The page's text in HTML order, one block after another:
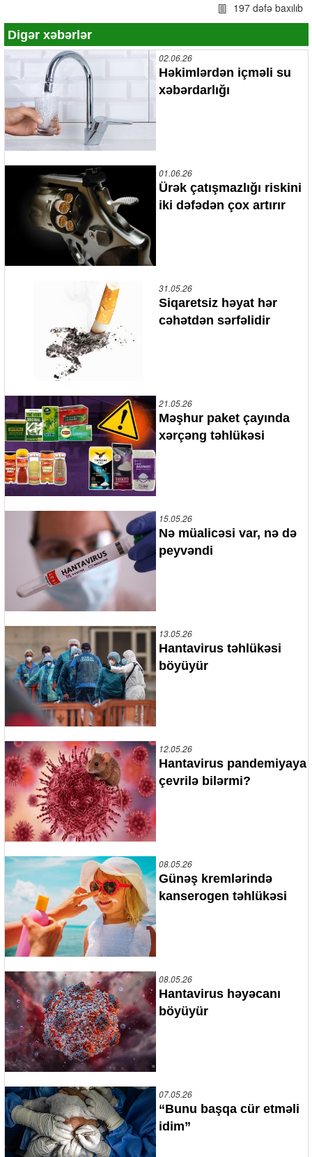
197 dəfə baxılıb
Digər xəbərlər
02.06.26
Həkimlərdən içməli su
xəbərdarlığı
01.06.26
Ürək çatışmazlığı riskini
iki dəfədən çox artırır
31.05.26
Siqaretsiz həyat hər
cəhətdən sərfəlidir
21.05.26
Məşhur paket çayında
xərçəng təhlükəsi
15.05.26
Nə müalicəsi var, nə də
peyvəndi
13.05.26
Hantavirus təhlükəsi
böyüyür
12.05.26
Hantavirus pandemiyaya
çevrilə bilərmi?
08.05.26
Günəş kremlərində
kanserogen təhlükəsi
08.05.26
Hantavirus həyəcanı
böyüyür
07.05.26
“Bunu başqa cür etməli
idim”